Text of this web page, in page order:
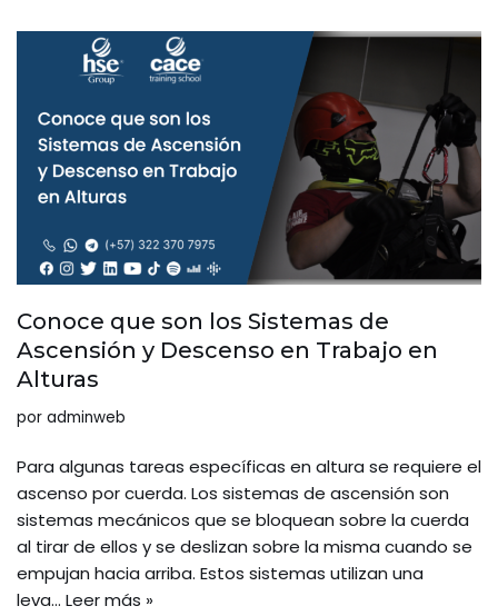
Conoce que son los Sistemas de
Ascensión y Descenso en Trabajo en
Alturas
por adminweb
Para algunas tareas específicas en altura se requiere el
ascenso por cuerda. Los sistemas de ascensión son
sistemas mecánicos que se bloquean sobre la cuerda
al tirar de ellos y se deslizan sobre la misma cuando se
empujan hacia arriba. Estos sistemas utilizan una
leva… Leer más »